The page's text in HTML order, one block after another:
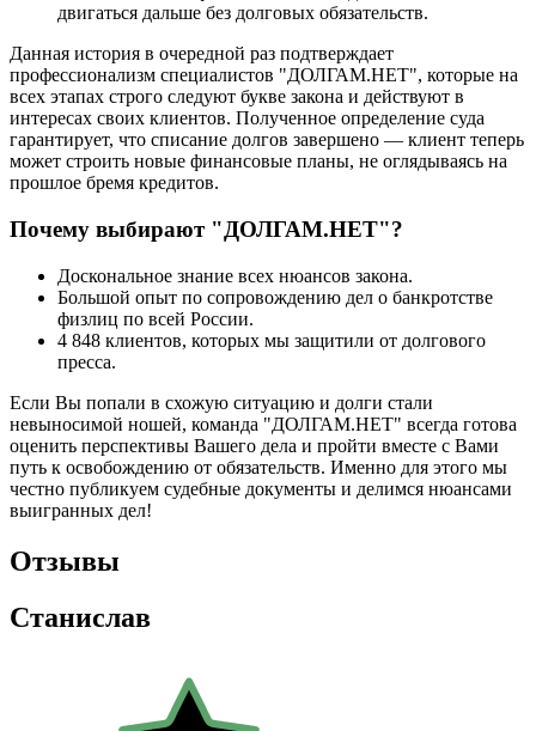
двигаться дальше без долговых обязательств.
Данная история в очередной раз подтверждает
профессионализм специалистов "ДОЛГАМ.НЕТ", которые на
всех этапах строго следуют букве закона и действуют в
интересах своих клиентов. Полученное определение суда
гарантирует, что списание долгов завершено — клиент теперь
может строить новые финансовые планы, не оглядываясь на
прошлое бремя кредитов.
Почему выбирают "ДОЛГАМ.НЕТ"?
Доскональное знание всех нюансов закона.
Большой опыт по сопровождению дел о банкротстве
физлиц по всей России.
4 848 клиентов, которых мы защитили от долгового
пресса.
Если Вы попали в схожую ситуацию и долги стали
невыносимой ношей, команда "ДОЛГАМ.НЕТ" всегда готова
оценить перспективы Вашего дела и пройти вместе с Вами
путь к освобождению от обязательств. Именно для этого мы
честно публикуем судебные документы и делимся нюансами
выигранных дел!
Отзывы
Станислав